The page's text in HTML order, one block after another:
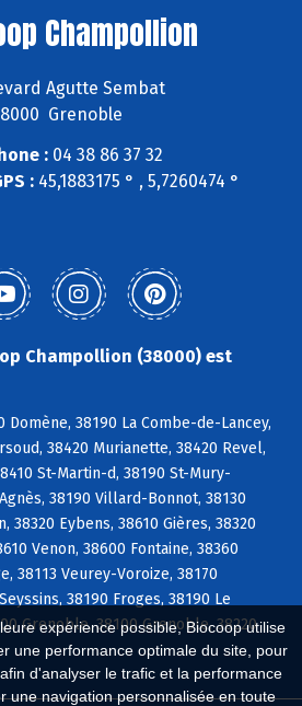
expérience possible, Biocoop utilise
une performance optimale du site, pour
d'analyser le trafic et la performance
une navigation personnalisée en toute
Champollion
Agutte Sembat
Grenoble
: 04 38 86 37 32
: 45,1883175 ° , 5,7260474 °
Champollion (38000) est
Domène, 38190 La Combe-de-Lancey,
38420 Murianette, 38420 Revel,
St-Martin-d, 38190 St-Mury-
38190 Villard-Bonnot, 38130
38320 Eybens, 38610 Gières, 38320
Venon, 38600 Fontaine, 38360
38113 Veurey-Voroize, 38170
38190 Froges, 38190 Le
Grenoble, 38100 Grenoble, 38220